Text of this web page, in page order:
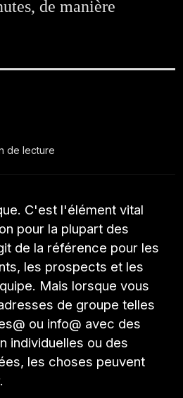
de manière
de lecture
C'est l'élément vital
pour la plupart des
de la référence pour les
les prospects et les
Mais lorsque vous
de groupe telles
ou info@ avec des
individuelles ou des
les choses peuvent